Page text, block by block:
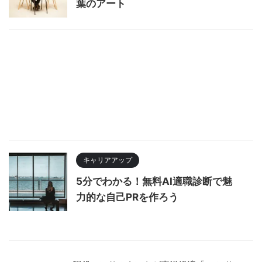
葉のアート
キャリアアップ
5分でわかる！無料AI適職診断で魅
力的な自己PRを作ろう